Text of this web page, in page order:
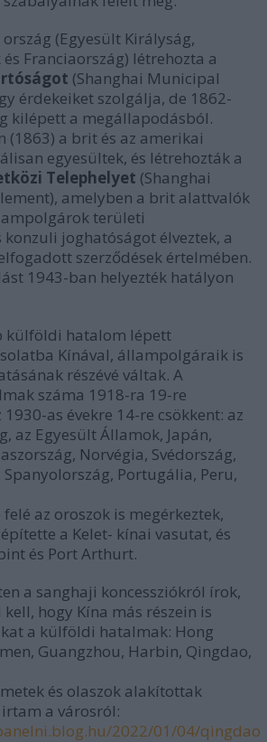
(Egyesült Királyság,
Franciaország) létrehozta a
(Shanghai Municipal
érdekeiket szolgálja, de 1862-
kilépett a megállapodásból.
(1863) a brit és az amerikai
egyesültek, és létrehozták a
Telephelyet (Shanghai
amelyben a brit alattvalók
területi
joghatóságot élveztek, a
szerződések értelmében.
1943-ban helyezték hatályon
külföldi hatalom lépett
Kínával, állampolgáraik is
részévé váltak. A
száma 1918-ra 19-re
as évekre 14-re csökkent: az
az Egyesült Államok, Japán,
Norvégia, Svédország,
Portugália, Peru,
felé az oroszok is megérkeztek,
a Kelet- kínai vasutat, és
és Port Arthurt.
a sanghaji koncessziókról írok,
hogy Kína más részein is
a külföldi hatalmak: Hong
Guangzhou, Harbin, Qingdao,
és olaszok alakítottak
a városról:
2022/01/04/qingdao